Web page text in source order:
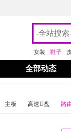
女装 鞋子
全部动态
主板 高速U盘 路